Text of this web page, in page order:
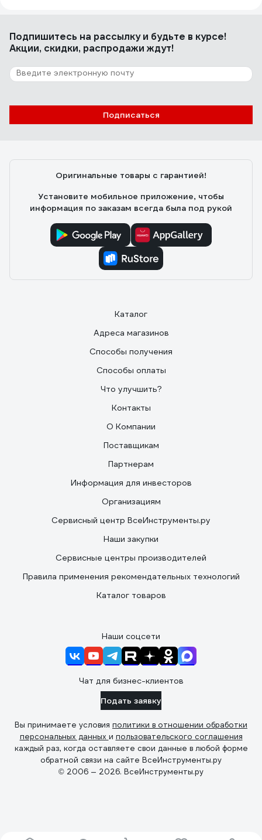
Подпишитесь на рассылкуи будьте в курсе!
Акции, скидки, распродажи ждут!
Подписаться
Оригинальные товары с гарантией!
Установите мобильное приложение, чтобы
информация по заказам всегда была под рукой
Каталог
Адреса магазинов
Способы получения
Способы оплаты
Что улучшить?
Контакты
О Компании
Поставщикам
Партнерам
Информация для инвесторов
Организациям
Сервисный центр ВсеИнструменты.ру
Наши закупки
Сервисные центры производителей
Правила применения рекомендательных технологий
Каталог товаров
Наши соцсети
Чат для бизнес-клиентов
Подать заявку
Вы принимаете условия политики в отношении обработки
персональных данных и пользовательского соглашения
каждый раз, когда оставляете свои данные в любой форме
обратной связи на сайте ВсеИнструменты.ру
© 2006 — 2026. ВсеИнструменты.ру